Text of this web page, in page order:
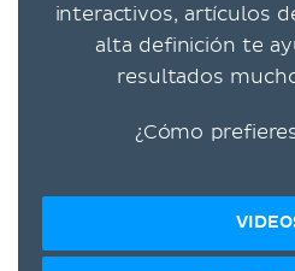
interactivos, artículos
alta definición te
resultados
¿Cómo